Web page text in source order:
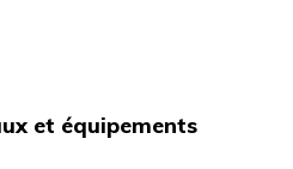
et équipements